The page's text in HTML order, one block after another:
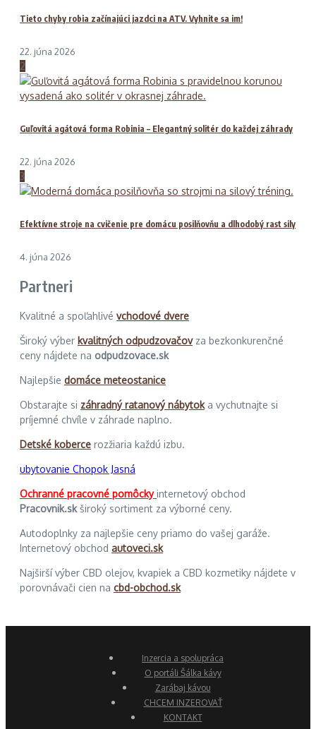
Tieto chyby robia začínajúci jazdci na ATV. Vyhnite sa im!
22. júna 2026
2
Guľovitá agátová forma Robinia – Elegantný solitér do každej záhrady
22. júna 2026
3
Efektívne stroje na cvičenie pre domácu posilňovňu a dlhodobý rast sily
4. júna 2026
Partneri
Kvalitné a spoľahlivé vchodové dvere
Široký výber kvalitných odpudzovačovza bezkonkurenčné
ceny nájdete na odpudzovace.sk
Najlepšie domáce meteostanice
Obstarajte si záhradný ratanový nábytoka vychutnajte si
príjemné chvíle v záhrade naplno.
Detské koberce rozžiaria každú izbu.
ubytovanie Chopok Jasná
Ochranné pracovné pomôckyinternetový obchod
Pracovnik.skširoký sortiment za výborné ceny.
Autodoplnky za najlepšie ceny priamo do vašej garáže.
Internetový obchod autoveci.sk
Najširší výber CBD olejov, kvapiek a CBD kozmetiky nájdete v
porovnávači cien na cbd-obchod.sk
Inzercia a spolupráca
O portáli Šálka kávy
Zarábaj kávou
CHCEM INZEROVAŤ
KONTAKT